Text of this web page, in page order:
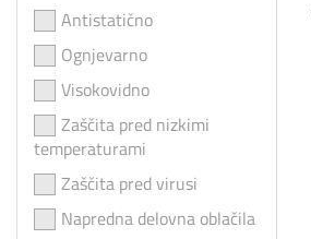
Antistatično
Ognjevarno
Visokovidno
Zaščita pred nizkimi
temperaturami
Zaščita pred virusi
Napredna delovna oblačila